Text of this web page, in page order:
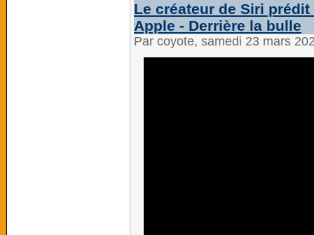
Le créateur de Siri prédit
Apple - Derrière la bulle
Par coyote, samedi 23 mars